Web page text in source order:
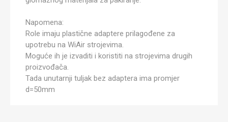
Napomena:
Role imaju plastične adaptere prilagođene za
upotrebu na WiAir strojevima.
Moguće ih je izvaditi i koristiti na strojevima drugih
proizvođača.
Tada unutarnji tuljak bez adaptera ima promjer
d=50mm